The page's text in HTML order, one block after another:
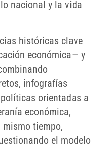
nacional y la vida
históricas clave
económica— y
infografías
orientadas a
económica,
tiempo,
el modelo